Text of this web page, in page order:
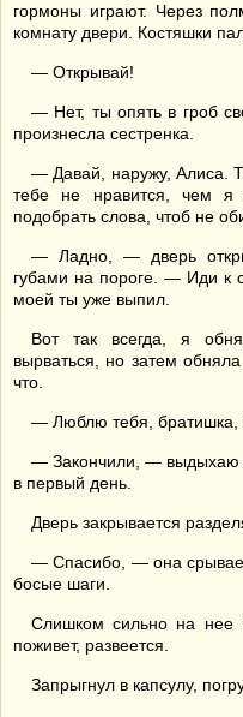
гормоны играют. Через
комнату двери. Костяшки
— Открывай!
— Нет, ты опять в гроб
произнесла сестренка.
— Давай, наружу, Алиса.
тебе не нравится, чем
подобрать слова, чтоб не
— Ладно, — дверь
губами на пороге. — Иди к
моей ты уже выпил.
Вот так всегда, я
вырваться, но затем
что.
— Люблю тебя, братишка,
— Закончили, —
в первый день.
Дверь закрывается
— Спасибо, — она
босые шаги.
Слишком сильно на нее
поживет, развеется.
Запрыгнул в капсулу,